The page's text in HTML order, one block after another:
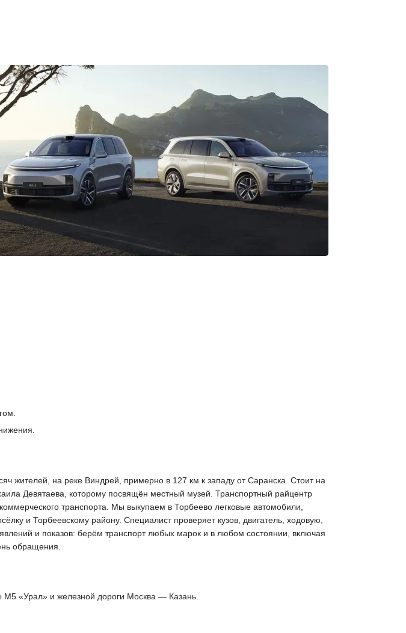
жителей, на реке Виндрей, примерно в 127 км к западу от Саранска. Стоит на
Девятаева, которому посвящён местный музей. Транспортный райцентр
транспорта. Мы выкупаем в Торбеево легковые автомобили,
и Торбеевскому району. Специалист проверяет кузов, двигатель, ходовую,
и показов: берём транспорт любых марок и в любом состоянии, включая
обращения.
«Урал» и железной дороги Москва — Казань.